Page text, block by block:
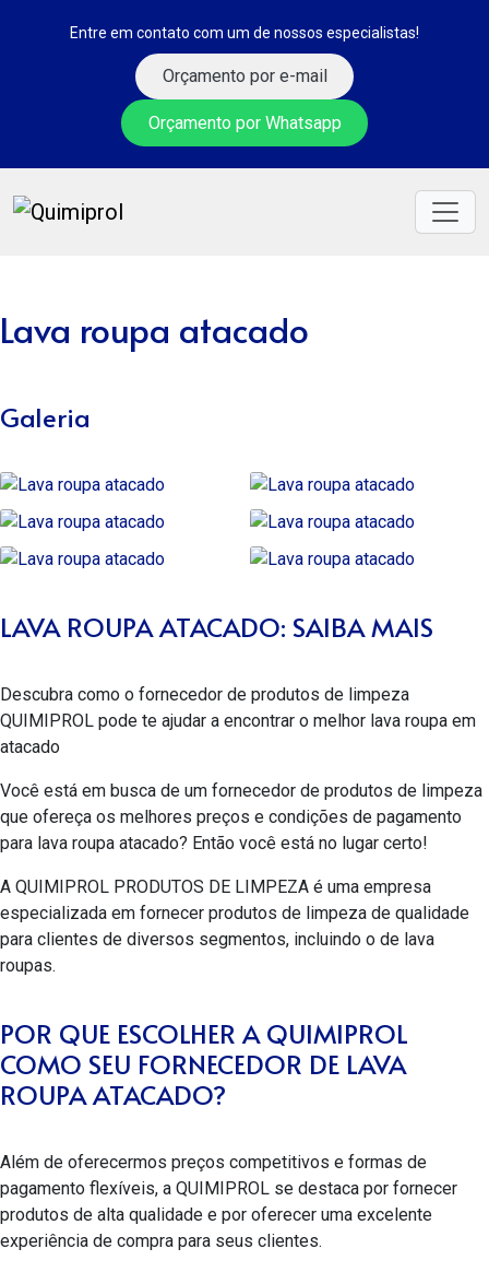
Entre em contato com um de nossos especialistas!
Orçamento por e-mail
Orçamento por Whatsapp
Lava roupa atacado
Galeria
LAVA ROUPA ATACADO: SAIBA MAIS
Descubra como o fornecedor de produtos de limpeza
QUIMIPROL pode te ajudar a encontrar o melhor lava roupa em
atacado
Você está em busca de um fornecedor de produtos de limpeza
que ofereça os melhores preços e condições de pagamento
para lava roupa atacado? Então você está no lugar certo!
A QUIMIPROL PRODUTOS DE LIMPEZA é uma empresa
especializada em fornecer produtos de limpeza de qualidade
para clientes de diversos segmentos, incluindo o de lava
roupas.
POR QUE ESCOLHER A QUIMIPROL
COMO SEU FORNECEDOR DE LAVA
ROUPA ATACADO?
Além de oferecermos preços competitivos e formas de
pagamento flexíveis, a QUIMIPROL se destaca por fornecer
produtos de alta qualidade e por oferecer uma excelente
experiência de compra para seus clientes.